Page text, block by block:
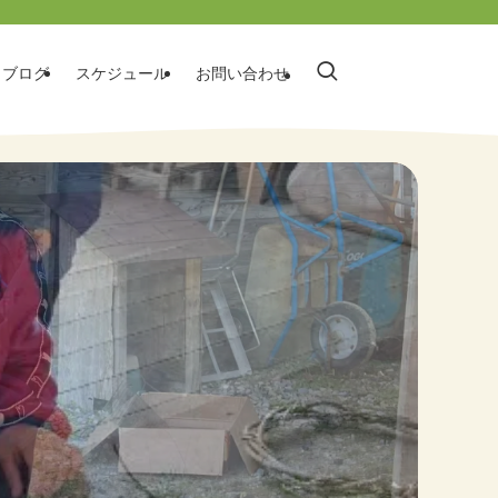
ブログ スケジュール お問い合わせ